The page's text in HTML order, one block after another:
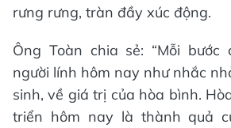
rưng rưng, tràn đầy xúc động.
Ông Toàn chia sẻ: “Mỗi bước
người lính hôm nay như nhắc
sinh, về giá trị của hòa bình.
triển hôm nay là thành quả